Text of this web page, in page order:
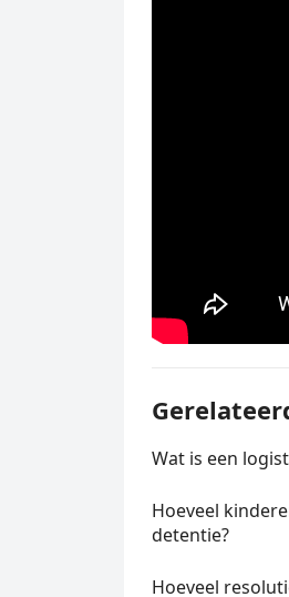
Wat is een
Hoeveel
detentie?
Hoeveel